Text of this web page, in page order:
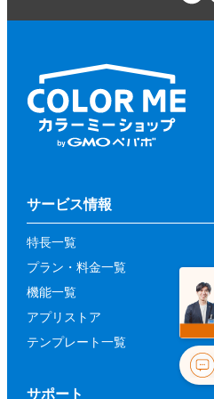
サービス情報
特長一覧
プラン・料金一覧
機能一覧
アプリストア
テンプレート一覧
サポート